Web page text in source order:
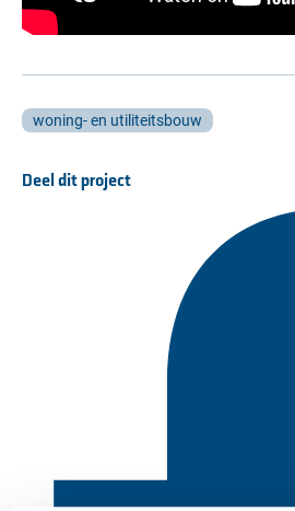
woning- en utiliteitsbouw
Deel dit project